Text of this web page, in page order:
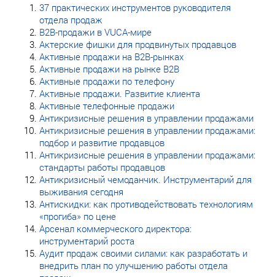
37 практических инструментов руководителя
отдела продаж
B2B-продажи в VUCA-мире
Актерские фишки для продвинутых продавцов
Активные продажи на B2B-рынках
Активные продажи на рынке В2В
Активные продажи по телефону
Активные продажи. Развитие клиента
Активные телефонные продажи
Антикризисные решения в управлении продажами
Антикризисные решения в управлении продажами:
подбор и развитие продавцов
Антикризисные решения в управлении продажами:
стандарты работы продавцов
Антикризисный чемоданчик. Инструментарий для
выживания сегодня
Антискидки: как противодействовать технологиям
«прогиба» по цене
Арсенал коммерческого директора:
инструментарий роста
Аудит продаж своими силами: как разработать и
внедрить план по улучшению работы отдела